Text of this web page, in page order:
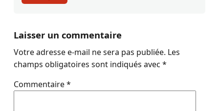
Laisser un commentaire
Votre adresse e-mail ne sera pas publiée. Les
champs obligatoires sont indiqués avec *
Commentaire*